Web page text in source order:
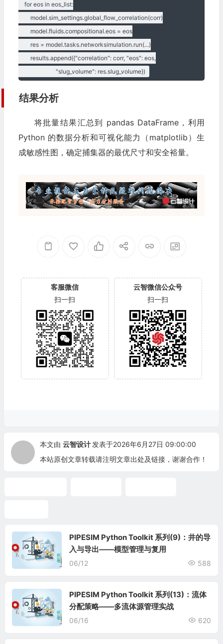
    for eos in eos_list:
        model.sim_settings.global_flow_correlation(corr)
        model.fluids.compositional.eos = eos
        res = model.tasks.networksimulation.run(...)
        results.append({"correlation": corr, "eos": eos,
                         "slug_volume": res.slug_volume})
结果分析
将批量结果汇总到 pandas DataFrame，利用
Python 的数据分析和可视化能力（matplotlib）生
成敏感性图，确定捕集器的最优尺寸和安全裕量。
客服微信
扫一扫
云智微信公众号
扫一扫
本文由 云智设计 发表于2026年6月27日 09:00:00
本站原创文章转载请注明文章出处及链接，谢谢合作！
PIPESIM Python Toolkit 系列(9)：井的导
入与导出——模型管理与复用
06/12 588
PIPESIM Python Toolkit 系列(13)：流体
分配策略——多流体源管理实战
06/16 620